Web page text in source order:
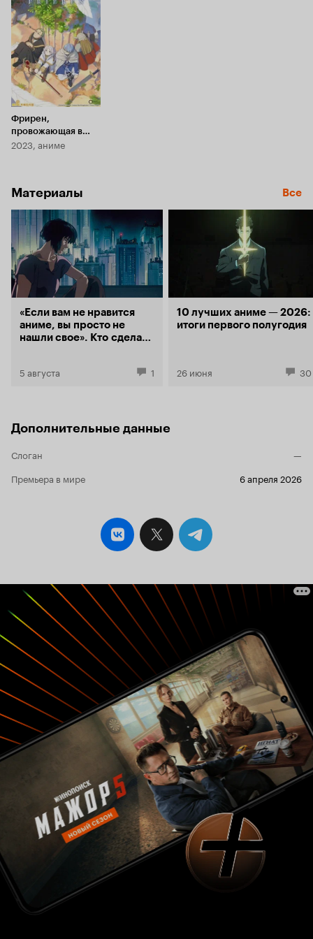
8.7
Фрирен,
провожающая в
последний путь
2023, аниме
Материалы Все
«Если вам не нравится
аниме, вы просто не
нашли свое». Кто сделал
аниме»
5 августа 1
10 лучших аниме — 2026:
итоги первого полугодия
26 июня 30
Дополнительные данные
Слоган
—
Премьера в мире
6 апреля 2026